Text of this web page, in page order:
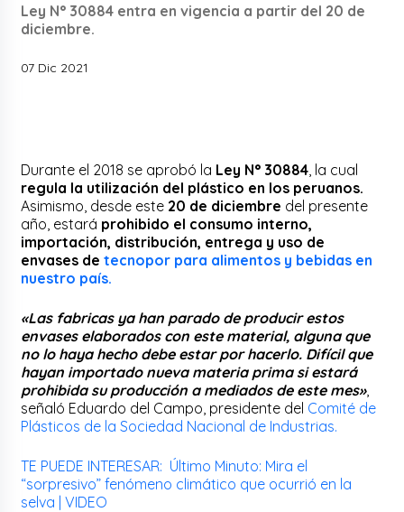
Ley N° 30884 entra en vigencia a partir del 20 de
diciembre.
07 Dic 2021
Durante el 2018 se aprobó la Ley N° 30884 , la cual
regula la utilización del plástico en los peruanos.
Asimismo, desde este 20 de diciembre del presente
año, estará prohibido el consumo interno,
importación, distribución, entrega y uso de
envases detecnopor para alimentos y bebidas en
nuestro país.
«Las fabricas ya han parado de producir estos
envases elaborados con este material, alguna que
no lo haya hecho debe estar por hacerlo. Difícil que
hayan importado nueva materia prima si estará
prohibida su producción a mediados de este mes»,
señaló Eduardo del Campo, presidente del Comité de
Plásticos de la Sociedad Nacional de Industrias.
TE PUEDE INTERESAR: Último Minuto: Mira el
“sorpresivo” fenómeno climático que ocurrió en la
selva | VIDEO